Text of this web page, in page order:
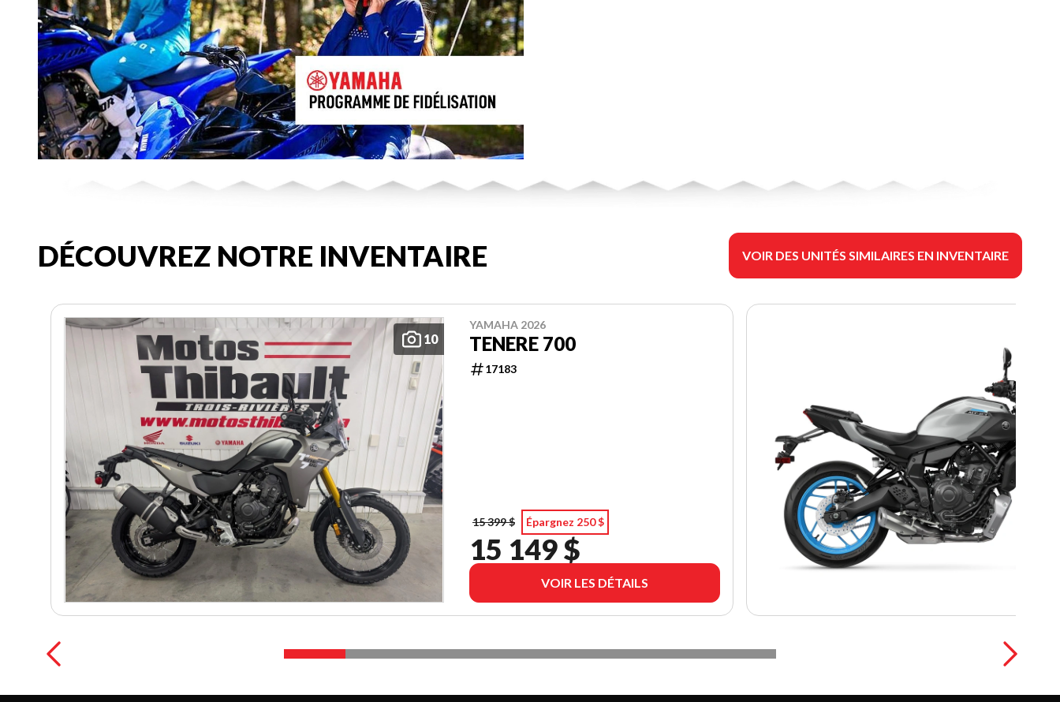
DÉCOUVREZ NOTRE INVENTAIRE VOIR DES UNITÉS SIMILAIRES EN INVENTAIRE
10
YAMAHA 2026
TENERE 700
17183
15 399 $ Épargnez 250 $
15 149 $
VOIR LES DÉTAILS